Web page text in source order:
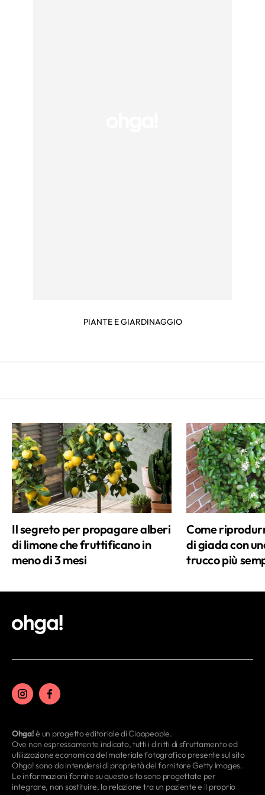
PIANTE E GIARDINAGGIO
Il segreto per propagare alberi
di limone che fruttificano in
meno di 3 mesi
Come
di giada con
trucco più
Ohga!è un progetto editoriale di Ciaopeople.
Ove non espressamente indicato, tutti i diritti di sfruttamento ed
utilizzazione economica del materiale fotografico presente sul sito
Ohga! sono da intendersi di proprietà del fornitore Getty Images.
Le informazioni fornite su questo sito sono progettate per
integrare, non sostituire, la relazione tra un paziente e il proprio